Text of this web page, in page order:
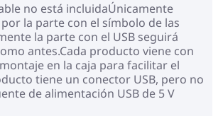
no está incluidaÚnicamente
la parte con el símbolo de las
la parte con el USB seguirá
antes.Cada producto viene con
en la caja para facilitar el
tiene un conector USB, pero no
de alimentación USB de 5 V